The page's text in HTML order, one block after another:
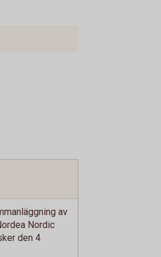
av
Nordic
den 4